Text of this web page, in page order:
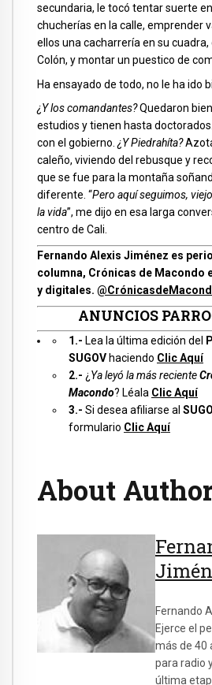
secundaria, le tocó tentar suerte
chucherías en la calle, emprender
ellos una cacharrería en su cuadra,
Colón, y montar un puestico de
Ha ensayado de todo, no le ha ido
¿Y los comandantes?Quedaron
estudios y tienen hasta
con el gobierno.¿Y Piedrahíta?
caleño, viviendo del rebusque y
que se fue para la montaña
diferente. “Pero aquí seguimos,
la vida”, me dijo en esa larga
centro de Cali.
Fernando Alexis Jiménez es
columna, Crónicas de Macondo
y digitales.
ANUNCIOS
1.- Lea la última edición del
SUGOV haciendo Clic Aquí
2.- ¿ Ya leyó la más reciente
Macondo? Léala Clic Aquí
3.- Si desea afiliarse al
formulario Clic Aquí
About
Fernando
Ejerce el
más de 40
para radio
última